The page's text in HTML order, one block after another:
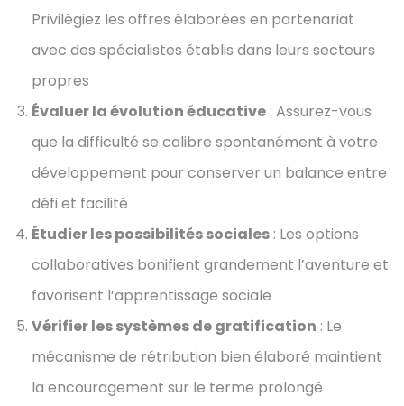
Privilégiez les offres élaborées en partenariat
avec des spécialistes établis dans leurs secteurs
propres
Évaluer la évolution éducative : Assurez-vous
que la difficulté se calibre spontanément à votre
développement pour conserver un balance entre
défi et facilité
Étudier les possibilités sociales : Les options
collaboratives bonifient grandement l’aventure et
favorisent l’apprentissage sociale
Vérifier les systèmes de gratification : Le
mécanisme de rétribution bien élaboré maintient
la encouragement sur le terme prolongé